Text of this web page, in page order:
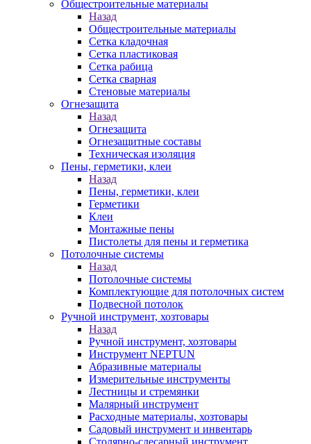
Общестроительные материалы
Назад
Общестроительные материалы
Сетка кладочная
Сетка пластиковая
Сетка рабица
Сетка сварная
Стеновые материалы
Огнезащита
Назад
Огнезащита
Огнезащитные составы
Техническая изоляция
Пены, герметики, клеи
Назад
Пены, герметики, клеи
Герметики
Клеи
Монтажные пены
Пистолеты для пены и герметика
Потолочные системы
Назад
Потолочные системы
Комплектующие для потолочных систем
Подвесной потолок
Ручной инструмент, хозтовары
Назад
Ручной инструмент, хозтовары
Инструмент NEPTUN
Абразивные материалы
Измерительные инструменты
Лестницы и стремянки
Малярный инструмент
Расходные материалы, хозтовары
Садовый инструмент и инвентарь
Столярно-слесарный инструмент